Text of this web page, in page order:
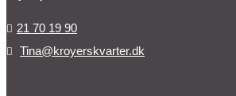
 21 70 19 90
 Tina@kroyerskvarter.dk